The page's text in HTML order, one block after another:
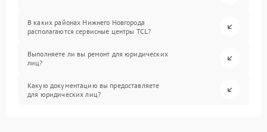
В каких районах Нижнего Новгорода
располагаются сервисные центры TCL?
Выполняете ли вы ремонт для юридических
лиц?
Какую документацию вы предоставляете
для юридических лиц?